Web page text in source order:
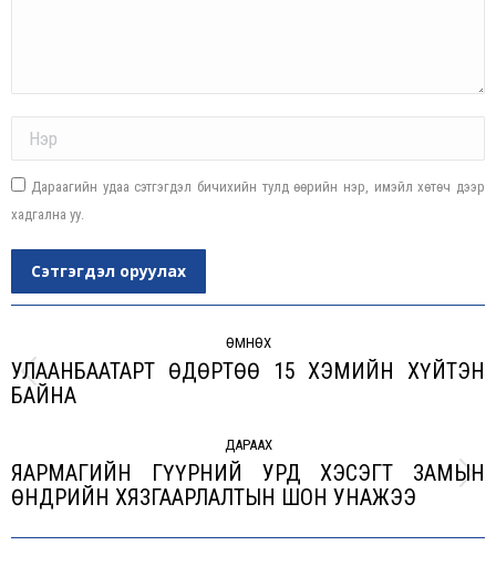
Дараагийн удаа сэтгэгдэл бичихийн тулд өөрийн нэр, имэйл хөтөч дээр
хадгална уу.
Сэтгэгдэл оруулах
ӨМНӨХ
Previous
УЛААНБААТАРТ ӨДӨРТӨӨ 15 ХЭМИЙН ХҮЙТЭН
БАЙНА
ДАРААХ
Next
ЯАРМАГИЙН ГҮҮРНИЙ УРД ХЭСЭГТ ЗАМЫН
ӨНДРИЙН ХЯЗГААРЛАЛТЫН ШОН УНАЖЭЭ